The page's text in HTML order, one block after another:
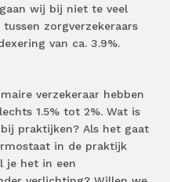
wij bij niet te veel
zorgverzekeraars
van ca. 3.9%.
verzekeraar hebben
1.5% tot 2%. Wat is
praktijken? Als het gaat
in de praktijk
je het in een